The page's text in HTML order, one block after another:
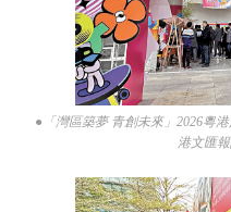
●「灣區築夢 青創未來」2026粵
港文匯